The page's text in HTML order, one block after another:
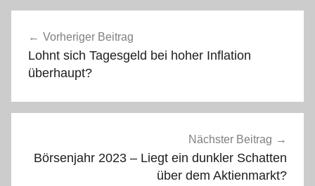
Vorheriger Beitrag
Lohnt sich Tagesgeld bei hoher Inflation
überhaupt?
Nächster Beitrag
Börsenjahr 2023 – Liegt ein dunkler Schatten
über dem Aktienmarkt?